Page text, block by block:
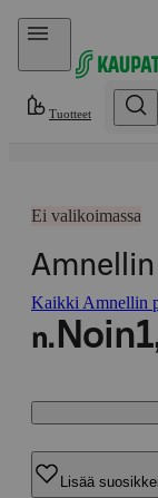
Hyppää sisältöön
Tuotteet
Ei valikoimassa
Kaikki Amnellin
n. Noin
Lisää